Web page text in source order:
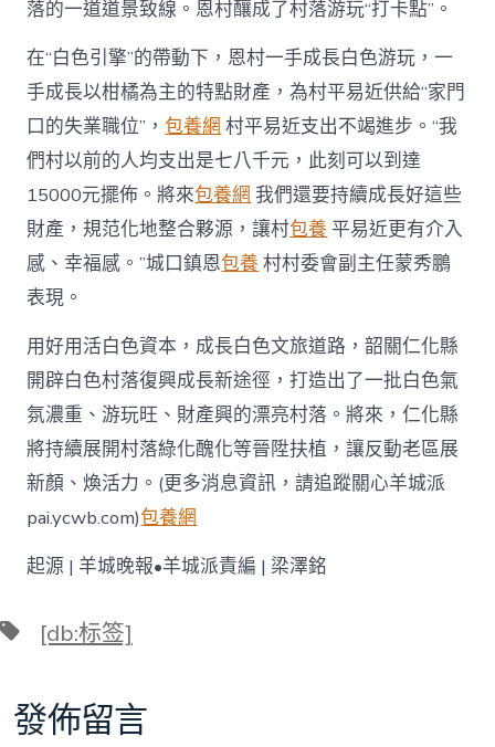
落的一道道景致線。恩村釀成了村落游玩“打卡點”。
在“白色引擎”的帶動下，恩村一手成長白色游玩，一
手成長以柑橘為主的特點財產，為村平易近供給“家門
口的失業職位”，包養網 村平易近支出不竭進步。“我
們村以前的人均支出是七八千元，此刻可以到達
15000元擺佈。將來包養網 我們還要持續成長好這些
財產，規范化地整合夥源，讓村包養 平易近更有介入
感、幸福感。”城口鎮恩包養 村村委會副主任蒙秀鵬
表現。
用好用活白色資本，成長白色文旅道路，韶關仁化縣
開辟白色村落復興成長新途徑，打造出了一批白色氣
氛濃重、游玩旺、財產興的漂亮村落。將來，仁化縣
將持續展開村落綠化醜化等晉陞扶植，讓反動老區展
新顏、煥活力。(更多消息資訊，請追蹤關心羊城派
pai.ycwb.com)包養網
起源 | 羊城晚報•羊城派責編 | 梁澤銘
標 [db:标签]
發佈留言